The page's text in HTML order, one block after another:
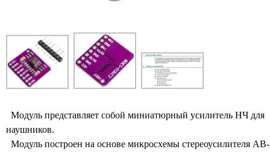
Модуль представляет собой миниатюрный усилитель НЧ для
наушников.
Модуль построен на основе микросхемы стереоусилителя AB-